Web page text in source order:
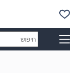
to
content
results